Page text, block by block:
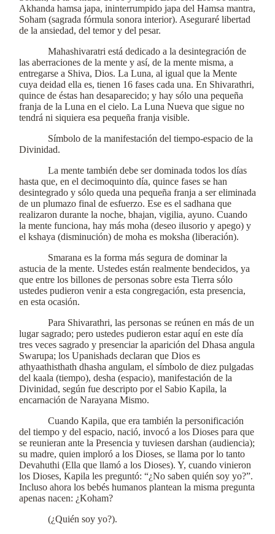
Akhanda hamsa japa, ininterrumpido japa del Hamsa mantra,
Soham (sagrada fórmula sonora interior). Aseguraré libertad
de la ansiedad, del temor y del pesar.
Mahashivaratri está dedicado a la desintegración de
las aberraciones de la mente y así, de la mente misma, a
entregarse a Shiva, Dios. La Luna, al igual que la Mente
cuya deidad ella es, tienen 16 fases cada una. En Shivarathri,
quince de éstas han desaparecido; y hay sólo una pequeña
franja de la Luna en el cielo. La Luna Nueva que sigue no
tendrá ni siquiera esa pequeña franja visible.
Símbolo de la manifestación del tiempo-espacio de la
Divinidad.
La mente también debe ser dominada todos los días
hasta que, en el decimoquinto día, quince fases se han
desintegrado y sólo queda una pequeña franja a ser eliminada
de un plumazo final de esfuerzo. Ese es el sadhana que
realizaron durante la noche, bhajan, vigilia, ayuno. Cuando
la mente funciona, hay más moha (deseo ilusorio y apego) y
el kshaya (disminución) de moha es moksha (liberación).
Smarana es la forma más segura de dominar la
astucia de la mente. Ustedes están realmente bendecidos, ya
que entre los billones de personas sobre esta Tierra sólo
ustedes pudieron venir a esta congregación, esta presencia,
en esta ocasión.
Para Shivarathri, las personas se reúnen en más de un
lugar sagrado; pero ustedes pudieron estar aquí en este día
tres veces sagrado y presenciar la aparición del Dhasa angula
Swarupa; los Upanishads declaran que Dios es
athyaathisthath dhasha angulam, el símbolo de diez pulgadas
del kaala (tiempo), desha (espacio), manifestación de la
Divinidad, según fue descripto por el Sabio Kapila, la
encarnación de Narayana Mismo.
Cuando Kapila, que era también la personificación
del tiempo y del espacio, nació, invocó a los Dioses para que
se reunieran ante la Presencia y tuviesen darshan (audiencia);
su madre, quien imploró a los Dioses, se llama por lo tanto
Devahuthi (Ella que llamó a los Dioses). Y, cuando vinieron
los Dioses, Kapila les preguntó: “¿No saben quién soy yo?”.
Incluso ahora los bebés humanos plantean la misma pregunta
apenas nacen: ¿Koham?
(¿Quién soy yo?).